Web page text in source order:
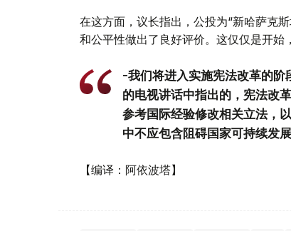
在这方面，议长指出，公投为“新哈萨克
和公平性做出了良好评价。这仅仅是开始
-我们将进入实施宪法改革的阶
的电视讲话中指出的，宪法改
参考国际经验修改相关立法，
中不应包含阻碍国家可持续发
【编译：阿依波塔】